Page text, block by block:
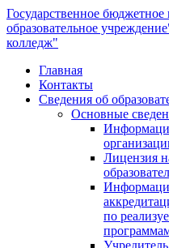
Государственное
образовательное учреждение
колледж"
Главная
Контакты
Сведения об
Основные
Лицензия
по